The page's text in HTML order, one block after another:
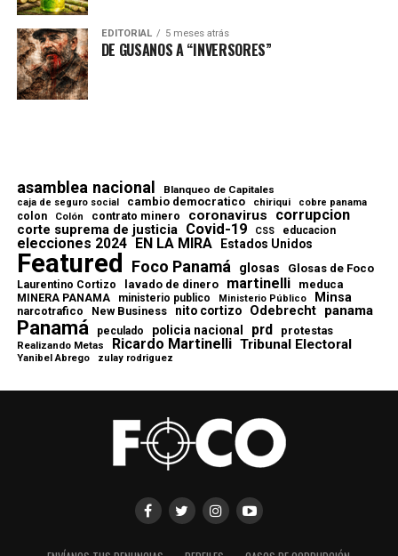
EDITORIAL 5 meses atrás
DE GUSANOS A “INVERSORES”
asamblea nacional Blanqueo de Capitales
caja de seguro social cambio democratico chiriqui cobre panama
colon Colón contrato minero coronavirus corrupcion
corte suprema de justicia Covid-19 CSS educacion
elecciones 2024 EN LA MIRA Estados Unidos
Featured Foco Panamá glosas Glosas de Foco
Laurentino Cortizo lavado de dinero martinelli meduca
MINERA PANAMA ministerio publico Ministerio Público Minsa
narcotrafico New Business nito cortizo Odebrecht panama
Panamá peculado policia nacional prd protestas
Realizando Metas Ricardo Martinelli Tribunal Electoral
Yanibel Abrego zulay rodriguez